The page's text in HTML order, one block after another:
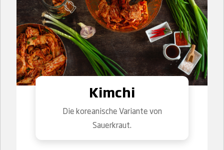
Kimchi
Die koreanische Variante von
Sauerkraut.